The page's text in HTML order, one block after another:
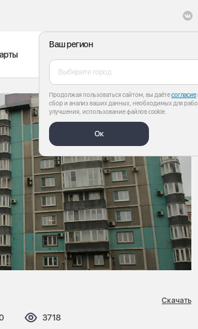
Ваш регион
Выберите город
Продолжая пользоваться сайтом, вы даётесогласие
сбор и анализ ваших данных, необходимых для
улучшения, использование файлов cookie.
Ок
Просмотров:
3718
Скачать